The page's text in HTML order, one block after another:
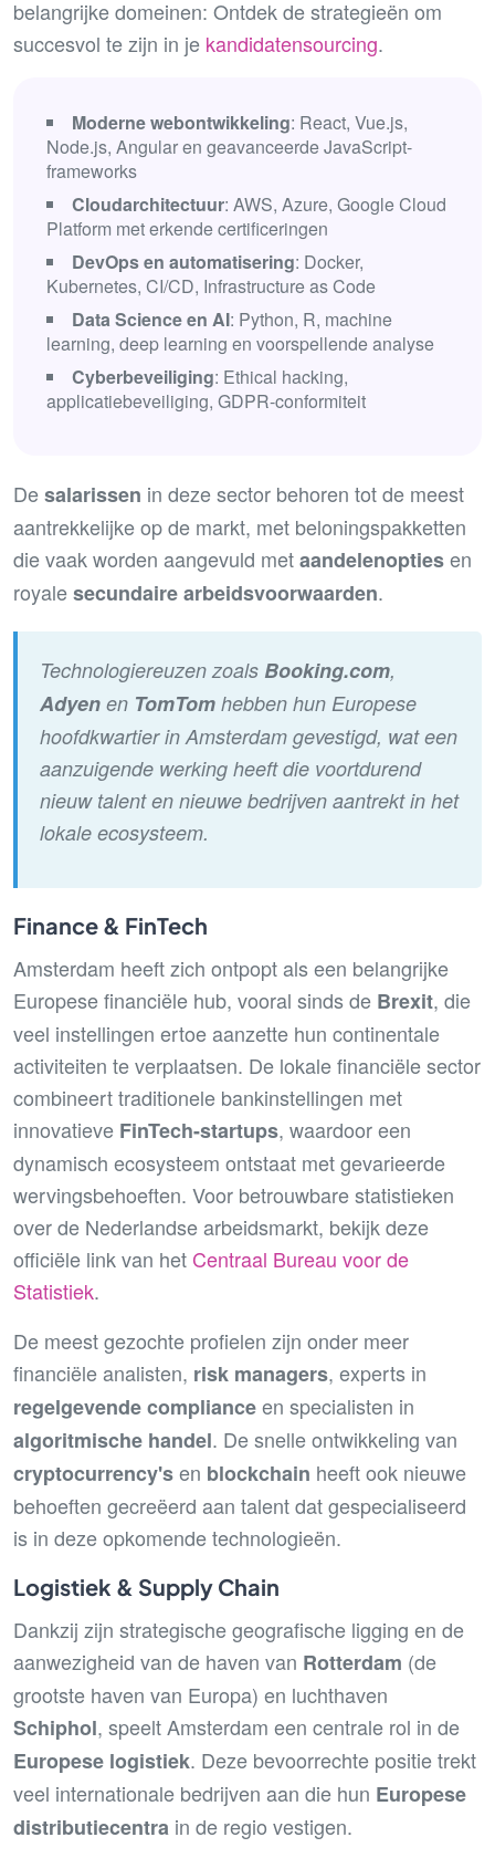
belangrijke domeinen: Ontdek de strategieën om
succesvol te zijn in je kandidatensourcing.
Moderne webontwikkeling: React, Vue.js,
Node.js, Angular en geavanceerde JavaScript-
frameworks
Cloudarchitectuur: AWS, Azure, Google Cloud
Platform met erkende certificeringen
DevOps en automatisering: Docker,
Kubernetes, CI/CD, Infrastructure as Code
Data Science en AI: Python, R, machine
learning, deep learning en voorspellende analyse
Cyberbeveiliging: Ethical hacking,
applicatiebeveiliging, GDPR-conformiteit
Desalarissen in deze sector behoren tot de meest
aantrekkelijke op de markt, met beloningspakketten
die vaak worden aangevuld metaandelenoptiesen
royalesecundaire arbeidsvoorwaarden.
Technologiereuzen zoals Booking.com,
Adyen en TomTom hebben hun Europese
hoofdkwartier in Amsterdam gevestigd, wat een
aanzuigende werking heeft die voortdurend
nieuw talent en nieuwe bedrijven aantrekt in het
lokale ecosysteem.
Finance & FinTech
Amsterdam heeft zich ontpopt als een belangrijke
Europese financiële hub, vooral sinds de Brexit, die
veel instellingen ertoe aanzette hun continentale
activiteiten te verplaatsen. De lokale financiële sector
combineert traditionele bankinstellingen met
innovatieve FinTech-startups, waardoor een
dynamisch ecosysteem ontstaat met gevarieerde
wervingsbehoeften. Voor betrouwbare statistieken
over de Nederlandse arbeidsmarkt, bekijk deze
officiële link van het Centraal Bureau voor de
Statistiek.
De meest gezochte profielen zijn onder meer
financiële analisten, risk managers, experts in
regelgevende complianceen specialisten in
algoritmische handel. De snelle ontwikkeling van
cryptocurrency'sen blockchain heeft ook nieuwe
behoeften gecreëerd aan talent dat gespecialiseerd
is in deze opkomende technologieën.
Logistiek & Supply Chain
Dankzij zijn strategische geografische ligging en de
aanwezigheid van de haven van Rotterdam (de
grootste haven van Europa) en luchthaven
Schiphol, speelt Amsterdam een centrale rol in de
Europese logistiek. Deze bevoorrechte positie trekt
veel internationale bedrijven aan die hun Europese
distributiecentra in de regio vestigen.